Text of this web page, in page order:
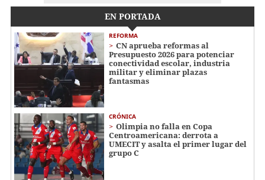
EN PORTADA
REFORMA
CN aprueba reformas al
Presupuesto 2026 para potenciar
conectividad escolar, industria
militar y eliminar plazas
fantasmas
CRÓNICA
Olimpia no falla en Copa
Centroamericana: derrota a
UMECIT y asalta el primer lugar del
grupo C